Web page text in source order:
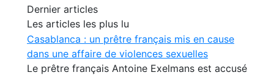
Dernier articles
Les articles les plus lu
Casablanca : un prêtre français mis en cause
dans une affaire de violences sexuelles
Le prêtre français Antoine Exelmans est accusé